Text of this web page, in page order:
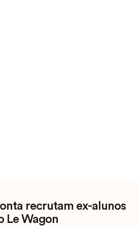
recrutam ex-alunos
Le Wagon